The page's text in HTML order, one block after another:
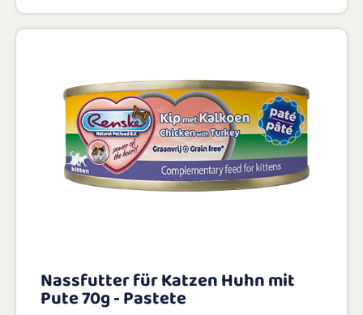
Nassfutter für Katzen Huhn mit
Pute 70g - Pastete